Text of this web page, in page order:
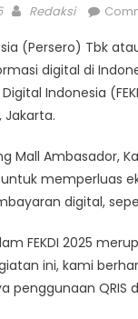
Author
Redaksi
(Persero) Tbk
digital di
Indonesia
Jakarta.
Mall Ambasador,
memperluas
digital,
FEKDI 2025
ini, kami
penggunaan QRIS